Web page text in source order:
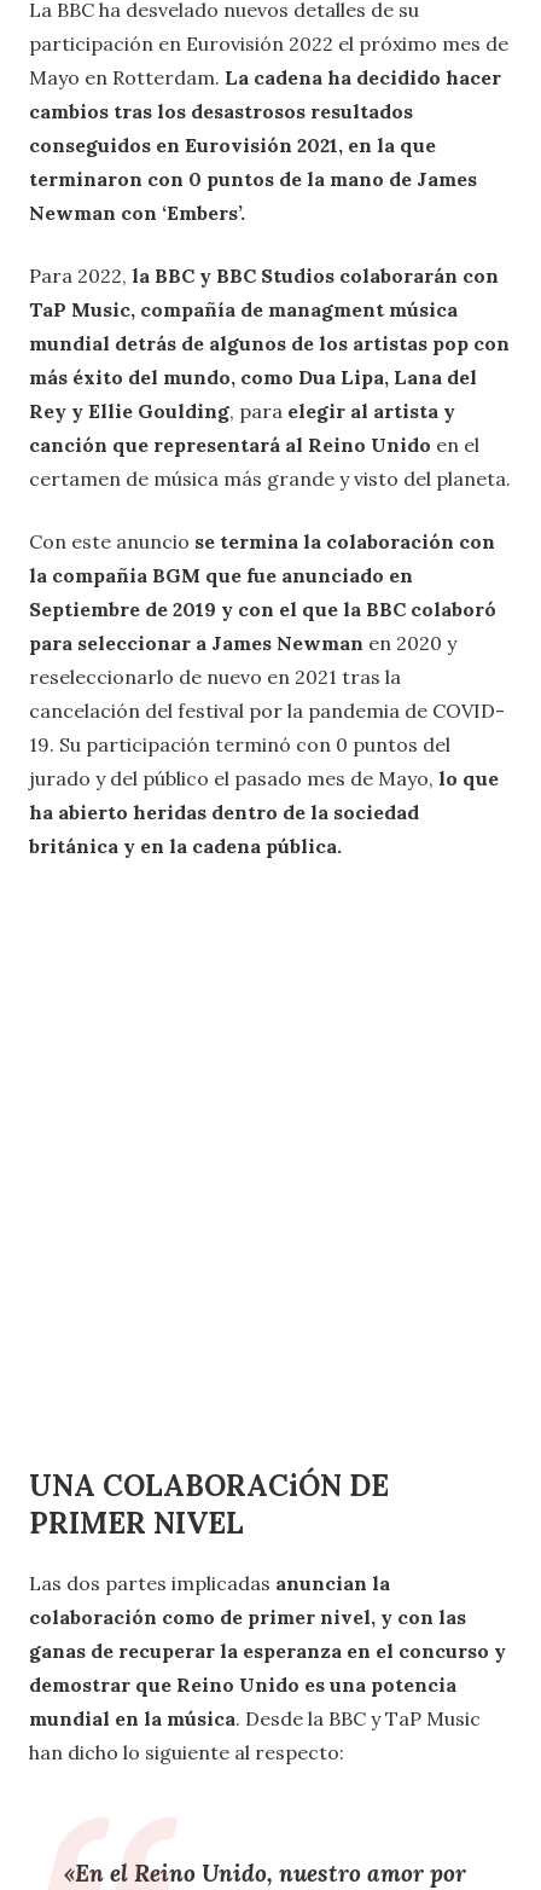
La BBC ha desvelado nuevos detalles de su
participación en Eurovisión 2022 el próximo mes de
Mayo en Rotterdam. La cadena ha decidido hacer
cambios tras los desastrosos resultados
conseguidos en Eurovisión 2021, en la que
terminaron con 0 puntos de la mano de James
Newman con ‘Embers’.
Para 2022, la BBC y BBC Studios colaborarán con
TaP Music, compañía de managment música
mundial detrás de algunos de los artistas pop con
más éxito del mundo, como Dua Lipa, Lana del
Rey y Ellie Goulding, para elegir al artista y
canción que representará al Reino Unido en el
certamen de música más grande y visto del planeta.
Con este anuncio se termina la colaboración con
la compañia BGM que fue anunciado en
Septiembre de 2019 y con el que la BBC colaboró
para seleccionar a James Newman en 2020 y
reseleccionarlo de nuevo en 2021 tras la
cancelación del festival por la pandemia de COVID-
19. Su participación terminó con 0 puntos del
jurado y del público el pasado mes de Mayo, lo que
ha abierto heridas dentro de la sociedad
británica y en la cadena pública.
UNA COLABORACiÓN DE
PRIMER NIVEL
Las dos partes implicadas anuncian la
colaboración como de primer nivel, y con las
ganas de recuperar la esperanza en el concurso y
demostrar que Reino Unido es una potencia
mundial en la música. Desde la BBC y TaP Music
han dicho lo siguiente al respecto:
«En el Reino Unido, nuestro amor por